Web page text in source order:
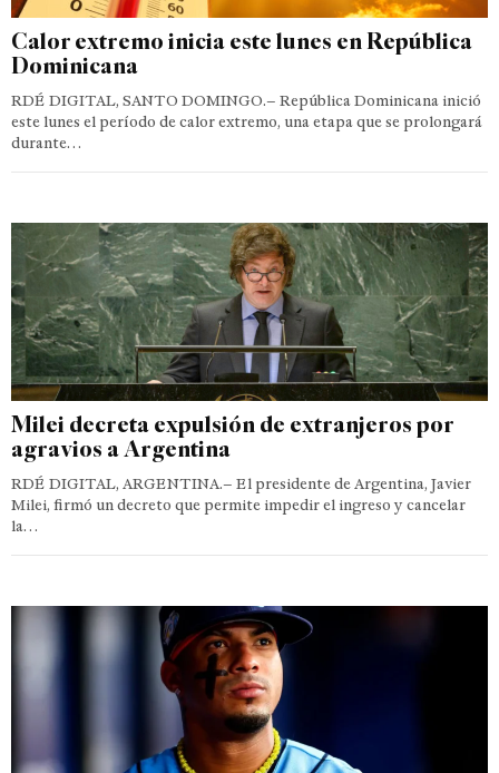
Calor extremo inicia este lunes en República
Dominicana
RDÉ DIGITAL, SANTO DOMINGO.– República Dominicana inició
este lunes el período de calor extremo, una etapa que se prolongará
durante…
Milei decreta expulsión de extranjeros por
agravios a Argentina
RDÉ DIGITAL, ARGENTINA.– El presidente de Argentina, Javier
Milei, firmó un decreto que permite impedir el ingreso y cancelar
la…